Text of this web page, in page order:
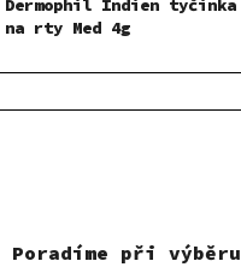
Poradíme při výběru
Dermophil Indien tyčinka
na rty Med 4g